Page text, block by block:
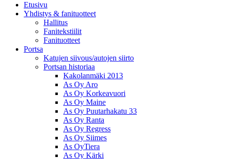
Etusivu
Yhdistys & fanituotteet
Hallitus
Fanitekstiilit
Fanituotteet
Portsa
Katujen siivous/autojen siirto
Portsan historiaa
Kakolanmäki 2013
As Oy Aro
As Oy Korkeavuori
As Oy Maine
As Oy Puutarhakatu 33
As Oy Ranta
As Oy Regress
As Oy Siimes
As OyTiera
As Oy Kärki